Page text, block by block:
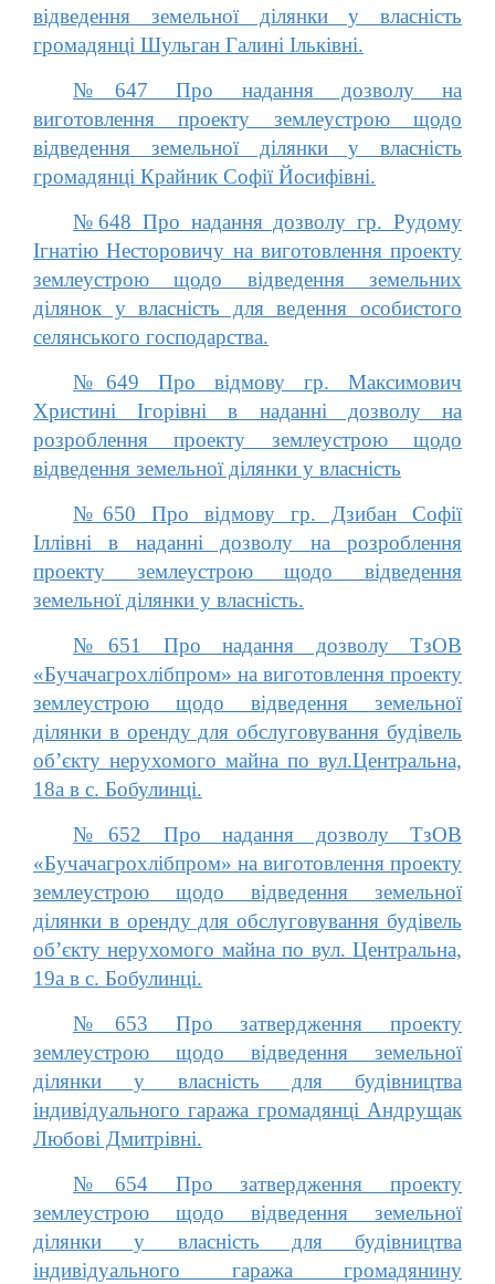
відведення земельної ділянки у власність
громадянці Шульган Галині Ільківні.
№647 Про надання дозволу на
виготовлення проекту землеустрою щодо
відведення земельної ділянки у власність
громадянці Крайник Софії Йосифівні.
№648 Про надання дозволу гр. Рудому
Ігнатію Несторовичу на виготовлення проекту
землеустрою щодо відведення земельних
ділянок у власність для ведення особистого
селянського господарства.
№649 Про відмову гр. Максимович
Христині Ігорівні в наданні дозволу на
розроблення проекту землеустрою щодо
відведення земельної ділянки у власність
№650 Про відмову гр. Дзибан Софії
Іллівні в наданні дозволу на розроблення
проекту землеустрою щодо відведення
земельної ділянки у власність.
№651 Про надання дозволу ТзОВ
«Бучачагрохлібпром» на виготовлення проекту
землеустрою щодо відведення земельної
ділянки в оренду для обслуговування будівель
об’єкту нерухомого майна по вул.Центральна,
18а в с. Бобулинці.
№652 Про надання дозволу ТзОВ
«Бучачагрохлібпром» на виготовлення проекту
землеустрою щодо відведення земельної
ділянки в оренду для обслуговування будівель
об’єкту нерухомого майна по вул. Центральна,
19а в с. Бобулинці.
№653 Про затвердження проекту
землеустрою щодо відведення земельної
ділянки у власність для будівництва
індивідуального гаража громадянці Андрущак
Любові Дмитрівні.
№654 Про затвердження проекту
землеустрою щодо відведення земельної
ділянки у власність для будівництва
індивідуального гаража громадянину